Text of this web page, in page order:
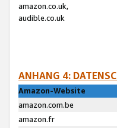
amazon.co.uk,
audible.co.uk
ANHANG 4:
Amazon-Website
amazon.com.be
amazon.fr